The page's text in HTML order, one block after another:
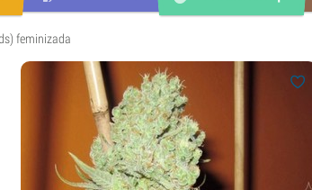
feminizada